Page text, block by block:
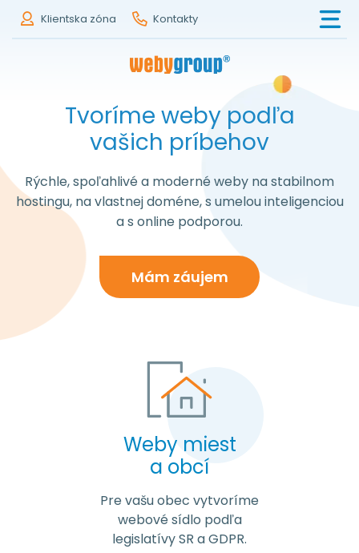
Klientska zóna Kontakty
Tvoríme weby podľa
vašich príbehov
Rýchle, spoľahlivé a moderné weby na stabilnom
hostingu, na vlastnej doméne, s umelou inteligenciou
a s online podporou.
Mám záujem
Weby miest
a obcí
Pre vašu obec vytvoríme
webové sídlo podľa
legislatívy SR a GDPR.